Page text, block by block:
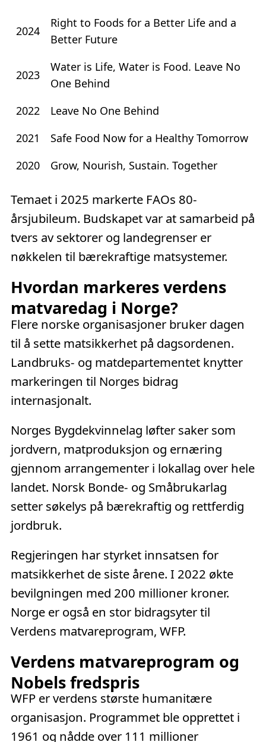
2024
Right to Foods for a Better Life and a
Better Future
2023
Water is Life, Water is Food. Leave No
One Behind
2022
Leave No One Behind
2021
Safe Food Now for a Healthy Tomorrow
2020
Grow, Nourish, Sustain. Together
Temaet i 2025 markerte FAOs 80-
årsjubileum. Budskapet var at samarbeid på
tvers av sektorer og landegrenser er
nøkkelen til bærekraftige matsystemer.
Hvordan markeres verdens
matvaredag i Norge?
Flere norske organisasjoner bruker dagen
til å sette matsikkerhet på dagsordenen.
Landbruks- og matdepartementet knytter
markeringen til Norges bidrag
internasjonalt.
Norges Bygdekvinnelag løfter saker som
jordvern, matproduksjon og ernæring
gjennom arrangementer i lokallag over hele
landet. Norsk Bonde- og Småbrukarlag
setter søkelys på bærekraftig og rettferdig
jordbruk.
Regjeringen har styrket innsatsen for
matsikkerhet de siste årene. I 2022 økte
bevilgningen med 200 millioner kroner.
Norge er også en stor bidragsyter til
Verdens matvareprogram, WFP.
Verdens matvareprogram og
Nobels fredspris
WFP er verdens største humanitære
organisasjon. Programmet ble opprettet i
1961 og nådde over 111 millioner